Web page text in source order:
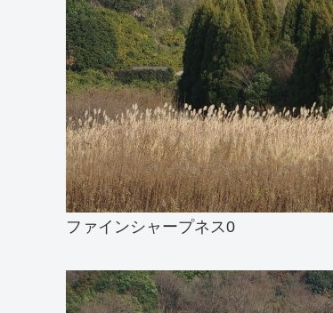
ファインシャープネス0